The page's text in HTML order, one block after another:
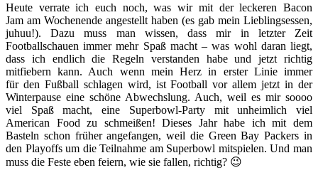
Heute verrate ich euch noch, was wir mit der leckeren Bacon
Jam am Wochenende angestellt haben (es gab mein Lieblingsessen,
juhuu!). Dazu muss man wissen, dass mir in letzter Zeit
Footballschauen immer mehr Spaß macht – was wohl daran liegt,
dass ich endlich die Regeln verstanden habe und jetzt richtig
mitfiebern kann. Auch wenn mein Herz in erster Linie immer
für den Fußball schlagen wird, ist Football vor allem jetzt in der
Winterpause eine schöne Abwechslung. Auch, weil es mir soooo
viel Spaß macht, eine Superbowl-Party mit unheimlich viel
American Food zu schmeißen! Dieses Jahr habe ich mit dem
Basteln schon früher angefangen, weil die Green Bay Packers in
den Playoffs um die Teilnahme am Superbowl mitspielen. Und man
muss die Feste eben feiern, wie sie fallen, richtig? 😉